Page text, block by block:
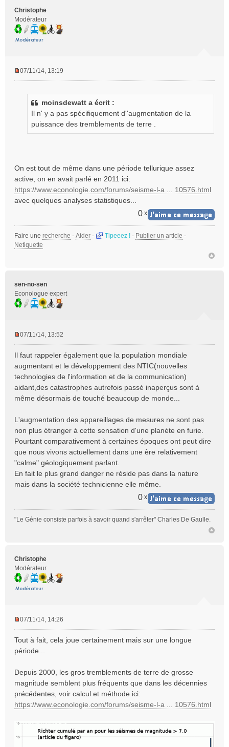
Christophe
Modérateur
l
u
07/11/14, 13:19
moinsdewatt a écrit :
Il n' y a pas spécifiquement d''augmentation de la
puissance des tremblements de terre .
On est tout de même dans une période tellurique assez
active, on en avait parlé en 2011 ici:
https://www.econologie.com/forums/seisme-l-a ... 10576.html
avec quelques analyses statistiques...
0 x
Faire une recherche - Aider - Tipeeez ! - Publier un article -
Netiquette
sen-no-sen
Econologue expert
s
s
a
g
e
n
l
u
07/11/14, 13:52
Il faut rappeler également que la population mondiale
augmentant et le développement des NTIC(nouvelles
technologies de l'information et de la communication)
aidant,des catastrophes autrefois passé inaperçus sont à
même désormais de touché beaucoup de monde...
L'augmentation des appareillages de mesures ne sont pas
non plus étranger à cette sensation d'une planète en furie.
Pourtant comparativement à certaines époques ont peut dire
que nous vivons actuellement dans une ère relativement
"calme" géologiquement parlant.
En fait le plus grand danger ne réside pas dans la nature
mais dans la société technicienne elle même.
0 x
"Le Génie consiste parfois à savoir quand s'arrêter" Charles De Gaulle.
Christophe
Modérateur
s
s
g
e
n
n
07/11/14, 14:26
Tout à fait, cela joue certainement mais sur une longue
période...
Depuis 2000, les gros tremblements de terre de grosse
magnitude semblent plus fréquents que dans les décennies
précédentes, voir calcul et méthode ici:
https://www.econologie.com/forums/seisme-l-a ... 10576.html